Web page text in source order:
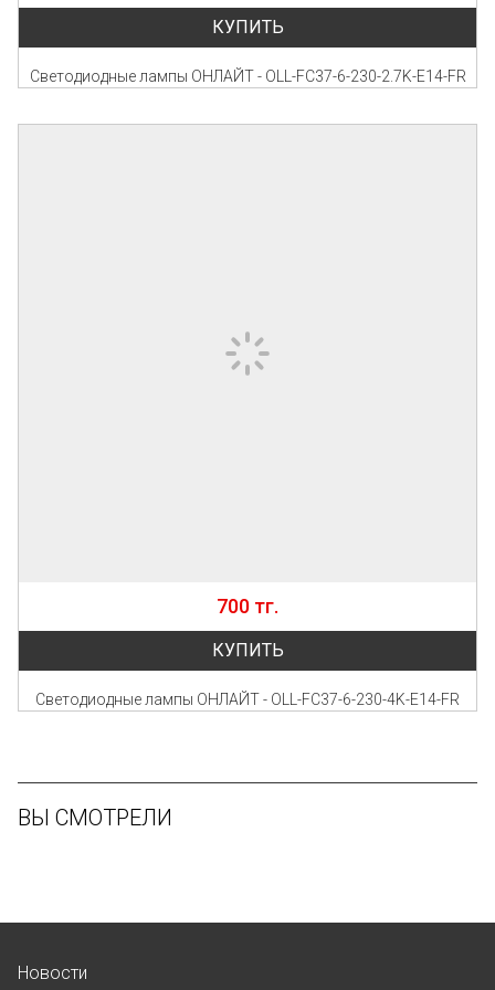
КУПИТЬ
Светодиодные лампы ОНЛAЙТ - OLL-FC37-6-230-2.7K-E14-FR
700 тг.
КУПИТЬ
Светодиодные лампы ОНЛAЙТ - OLL-FC37-6-230-4K-E14-FR
ВЫ СМОТРЕЛИ
Новости